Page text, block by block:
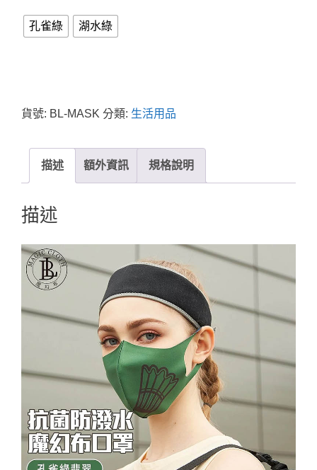
孔雀綠 湖水綠
貨號: BL-MASK 分類: 生活用品
描述 額外資訊 規格說明
描述